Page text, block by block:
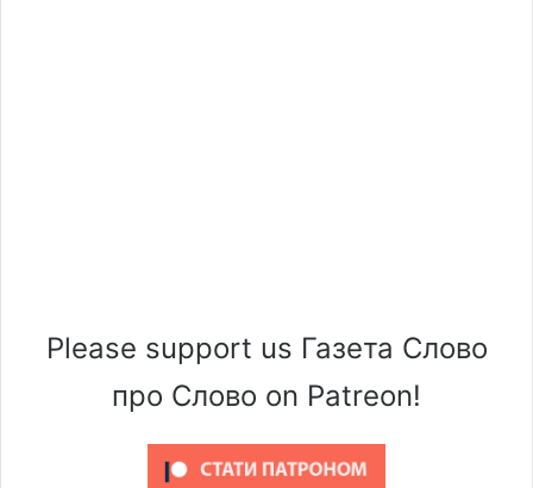
Please support us Газета Слово
про Слово on Patreon!